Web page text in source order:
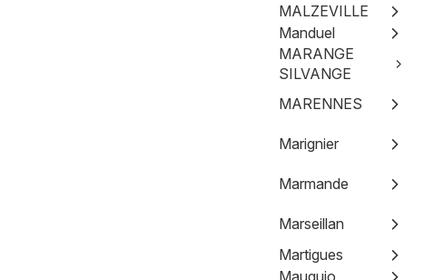
MALZEVILLE
Manduel
MARANGE
SILVANGE
MARENNES
Marignier
Marmande
Marseillan
Martigues
Mauguio